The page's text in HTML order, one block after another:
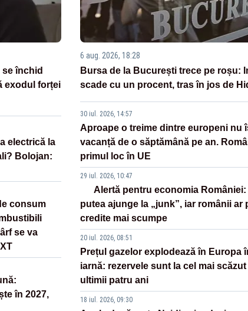
închid
exodul forței
electrică la
Bolojan:
consum
se va
în 2027,
6 aug. 2026, 18:28
Bursa de la București trece pe roșu:
scade cu un procent, tras în jos de
30 iul. 2026, 14:57
Aproape o treime dintre europeni nu
vacanță de o săptămână pe an.
primul loc în UE
29 iul. 2026, 10:47
Alertă pentru economia României:
putea ajunge la „junk”, iar românii ar
credite mai scumpe
20 iul. 2026, 08:51
Prețul gazelor explodează în Europa
iarnă: rezervele sunt la cel mai
ultimii patru ani
18 iul. 2026, 09:30